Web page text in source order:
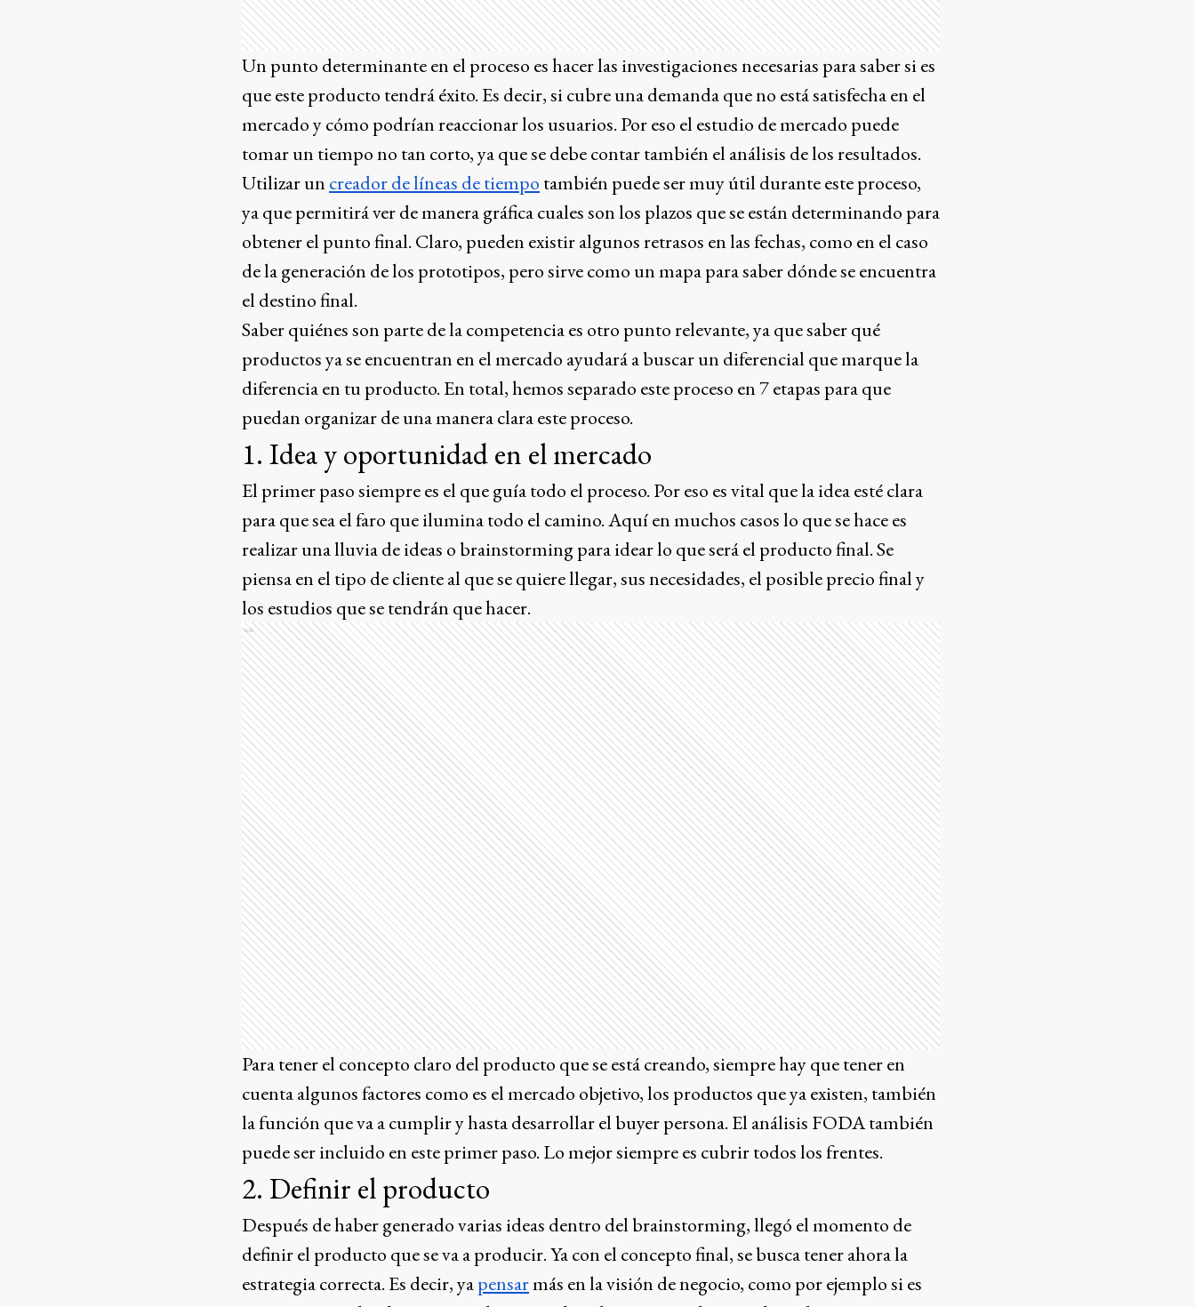
Un punto determinante en el proceso es hacer las investigaciones necesarias para saber si es
que este producto tendrá éxito. Es decir, si cubre una demanda que no está satisfecha en el
mercado y cómo podrían reaccionar los usuarios. Por eso el estudio de mercado puede
tomar un tiempo no tan corto, ya que se debe contar también el análisis de los resultados.
Utilizar un creador de líneas de tiempo también puede ser muy útil durante este proceso,
ya que permitirá ver de manera gráfica cuales son los plazos que se están determinando para
obtener el punto final. Claro, pueden existir algunos retrasos en las fechas, como en el caso
de la generación de los prototipos, pero sirve como un mapa para saber dónde se encuentra
el destino final.
Saber quiénes son parte de la competencia es otro punto relevante, ya que saber qué
productos ya se encuentran en el mercado ayudará a buscar un diferencial que marque la
diferencia en tu producto. En total, hemos separado este proceso en 7 etapas para que
puedan organizar de una manera clara este proceso.
1. Idea y oportunidad en el mercado
El primer paso siempre es el que guía todo el proceso. Por eso es vital que la idea esté clara
para que sea el faro que ilumina todo el camino. Aquí en muchos casos lo que se hace es
realizar una lluvia de ideas o brainstorming para idear lo que será el producto final. Se
piensa en el tipo de cliente al que se quiere llegar, sus necesidades, el posible precio final y
los estudios que se tendrán que hacer.
Ads
Para tener el concepto claro del producto que se está creando, siempre hay que tener en
cuenta algunos factores como es el mercado objetivo, los productos que ya existen, también
la función que va a cumplir y hasta desarrollar el buyer persona. El análisis FODA también
puede ser incluido en este primer paso. Lo mejor siempre es cubrir todos los frentes.
2. Definir el producto
Después de haber generado varias ideas dentro del brainstorming, llegó el momento de
definir el producto que se va a producir. Ya con el concepto final, se busca tener ahora la
estrategia correcta. Es decir, yapensarmás en la visión de negocio, como por ejemplo si es